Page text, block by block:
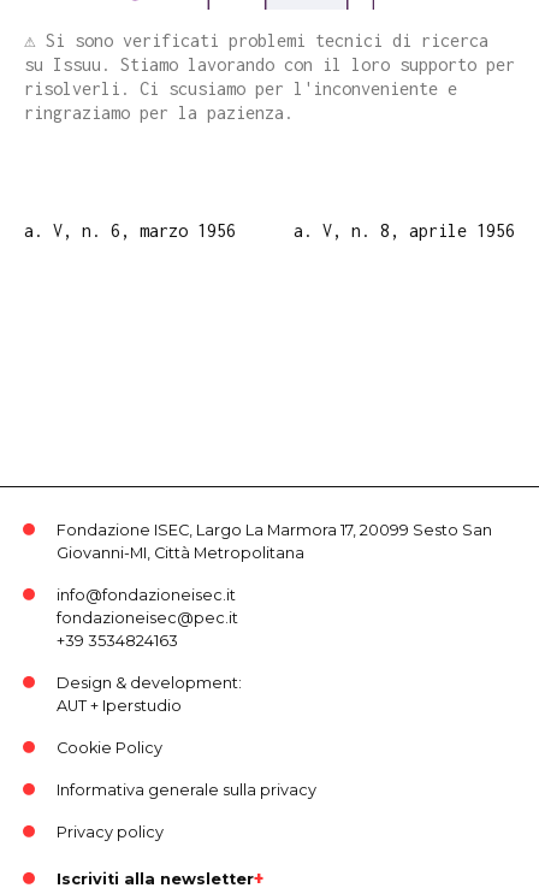
⚠️ Si sono verificati problemi tecnici di ricerca
su Issuu. Stiamo lavorando con il loro supporto per
risolverli. Ci scusiamo per l'inconveniente e
ringraziamo per la pazienza.
a. V, n. 6, marzo 1956 a. V, n. 8, aprile 1956
Fondazione ISEC, Largo La Marmora 17, 20099 Sesto San
Giovanni-MI, Città Metropolitana
info@fondazioneisec.it
fondazioneisec@pec.it
+39 3534824163
Design & development:
AUT+ Iperstudio
Cookie Policy
Informativa generale sulla privacy
Privacy policy
Iscriviti alla newsletter